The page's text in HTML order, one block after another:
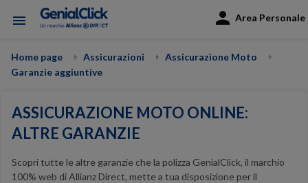
Area Personale
menu
Home page Assicurazioni
Assicurazione Moto
Garanzie aggiuntive
ASSICURAZIONE MOTO ONLINE:
ALTRE GARANZIE
Scopri tutte le altre garanzie che la polizza GenialClick, il marchio
100% web di Allianz Direct, mette a tua disposizione per il